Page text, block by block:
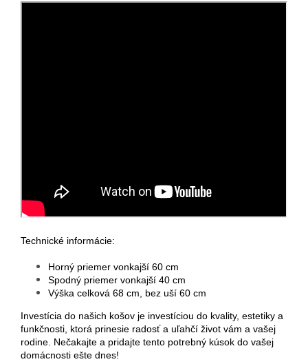
Technické informácie:
Horný priemer vonkajší 60 cm
Spodný priemer vonkajší 40 cm
Výška celková 68 cm, bez uší 60 cm
Investícia do našich košov je investíciou do kvality, estetiky a
funkčnosti, ktorá prinesie radosť a uľahčí život vám a vašej
rodine. Nečakajte a pridajte tento potrebný kúsok do vašej
domácnosti ešte dnes!